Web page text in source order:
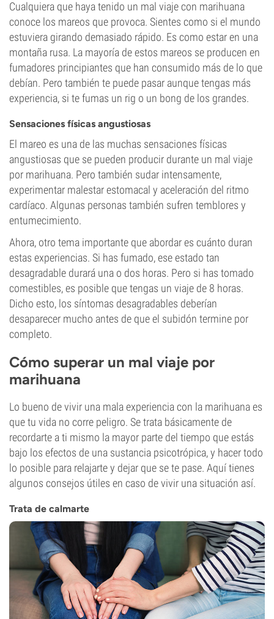
Cualquiera que haya tenido un mal viaje con marihuana
conoce los mareos que provoca. Sientes como si el mundo
estuviera girando demasiado rápido. Es como estar en una
montaña rusa. La mayoría de estos mareos se producen en
fumadores principiantes que han consumido más de lo que
debían. Pero también te puede pasar aunque tengas más
experiencia, si te fumas un rig o un bong de los grandes.
Sensaciones físicas angustiosas
El mareo es una de las muchas sensaciones físicas
angustiosas que se pueden producir durante un mal viaje
por marihuana. Pero también sudar intensamente,
experimentar malestar estomacal y aceleración del ritmo
cardíaco. Algunas personas también sufren temblores y
entumecimiento.
Ahora, otro tema importante que abordar es cuánto duran
estas experiencias. Si has fumado, ese estado tan
desagradable durará una o dos horas. Pero si has tomado
comestibles, es posible que tengas un viaje de 8 horas.
Dicho esto, los síntomas desagradables deberían
desaparecer mucho antes de que el subidón termine por
completo.
Cómo superar un mal viaje por
marihuana
Lo bueno de vivir una mala experiencia con la marihuana es
que tu vida no corre peligro. Se trata básicamente de
recordarte a ti mismo la mayor parte del tiempo que estás
bajo los efectos de una sustancia psicotrópica, y hacer todo
lo posible para relajarte y dejar que se te pase. Aquí tienes
algunos consejos útiles en caso de vivir una situación así.
Trata de calmarte